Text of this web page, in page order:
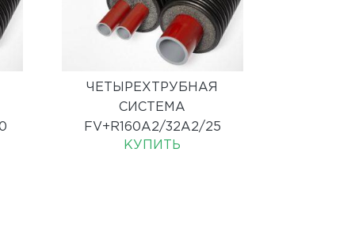
ЧЕТЫРЕХТРУБНАЯ
СИСТЕМА
FV+R160A2/32A2/25
КУПИТЬ